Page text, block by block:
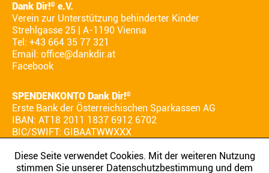
Dank Dir!® e.V.
Verein zur Unterstützung behinderter Kinder
Strehlgasse 25 | A-1190 Vienna
Tel: +43 664 35 77 321
Email: office@dankdir.at
Facebook
SPENDENKONTO Dank Dir!®
Erste Bank der Österreichischen Sparkassen AG
IBAN: AT18 2011 1837 6912 6702
BIC/SWIFT: GIBAATWWXXX
AGB IMPRESSUM DATENSCHUTZ
Diese Seite verwendet Cookies. Mit der weiteren Nutzung
stimmen Sie unserer Datenschutzbestimmung und dem